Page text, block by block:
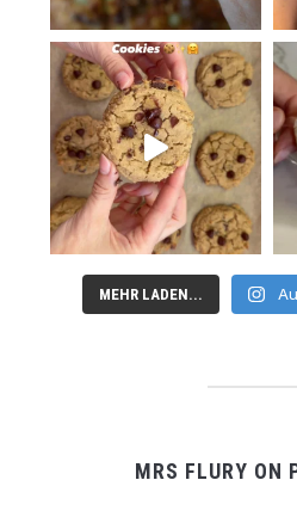
MEHR LADEN...
MRS FLURY ON